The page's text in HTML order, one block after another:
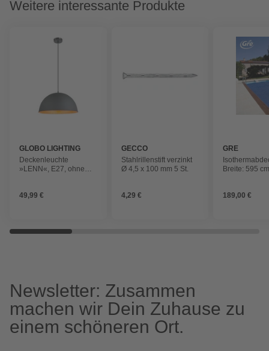
Weitere interessante Produkte
GLOBO LIGHTING
Deckenleuchte
»LENN«, E27, ohne
49,99 €
GECCO
Stahlrillenstift verzinkt
Ø 4,5 x 100 mm 5 St.
4,29 €
GRE
Breite: 595
189,00 €
Newsletter: Zusammen
machen wir Dein Zuhause zu
einem schöneren Ort.